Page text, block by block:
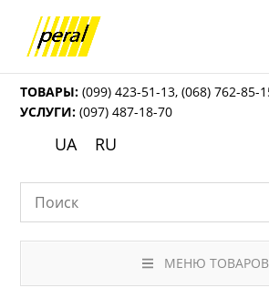
ТОВАРЫ: (099) 423-51-13,(068) 762-85-
УСЛУГИ: (097) 487-18-70
UA RU
МЕНЮ ТОВАРОВ